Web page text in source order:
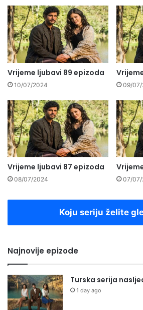
Vrijeme ljubavi 89 epizoda
10/07/2024 09/07/
Vrijeme ljubavi 87 epizoda
08/07/2024 07/07/
Koju seriju želite
Najnovije epizode
Turska serija
1 day ago